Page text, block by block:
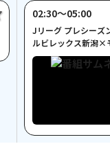
02:30〜05:00
Jリーグ プレシーズ
ルビレックス新潟×
オ山形